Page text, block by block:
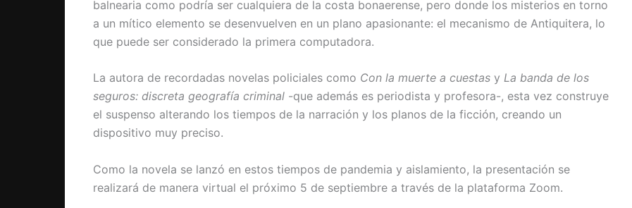
balnearia como podría ser cualquiera de la costa bonaerense, pero donde los misterios en torno
a un mítico elemento se desenvuelven en un plano apasionante: el mecanismo de Antiquitera, lo
que puede ser considerado la primera computadora.
La autora de recordadas novelas policiales como Con la muerte a cuestas y La banda de los
seguros: discreta geografía criminal -que además es periodista y profesora-, esta vez construye
el suspenso alterando los tiempos de la narración y los planos de la ficción, creando un
dispositivo muy preciso.
Como la novela se lanzó en estos tiempos de pandemia y aislamiento, la presentación se
realizará de manera virtual el próximo 5 de septiembre a través de la plataforma Zoom.